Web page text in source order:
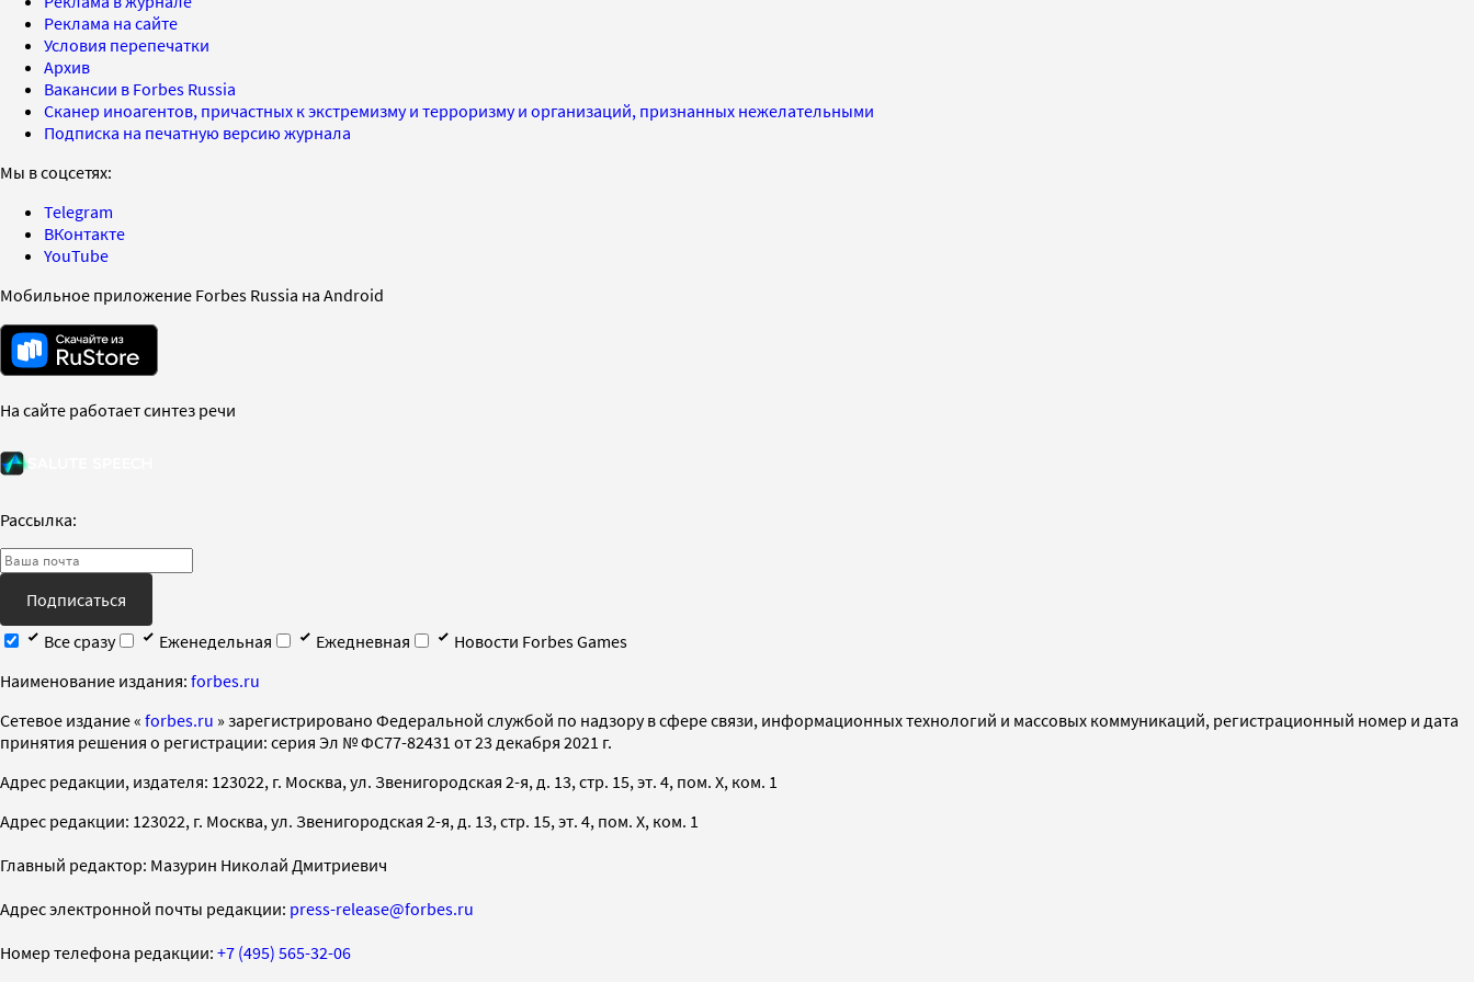
Реклама на сайте
Условия перепечатки
Архив
Вакансии в Forbes Russia
Сканер иноагентов, причастных к экстремизму и терроризму и организаций, признанных нежелательными
Подписка на печатную версию журнала
Мы в соцсетях:
Telegram
ВКонтакте
YouTube
Мобильное приложение Forbes Russia на Android
На сайте работает синтез речи
Рассылка:
Подписаться
Все сразу
Еженедельная Ежедневная
Новости Forbes Games
Наименование издания: forbes.ru
Cетевое издание « forbes.ru » зарегистрировано Федеральной службой по надзору в сфере связи, информационных технологий и массовых коммуникаций, регистрационный номер и дата
принятия решения о регистрации: серия Эл № ФС77-82431 от 23 декабря 2021 г.
Адрес редакции, издателя: 123022, г. Москва, ул. Звенигородская 2-я, д. 13, стр. 15, эт. 4, пом. X, ком. 1
Адрес редакции: 123022, г. Москва, ул. Звенигородская 2-я, д. 13, стр. 15, эт. 4, пом. X, ком. 1
Главный редактор: Мазурин Николай Дмитриевич
Адрес электронной почты редакции: press-release@forbes.ru
Номер телефона редакции: +7 (495) 565-32-06